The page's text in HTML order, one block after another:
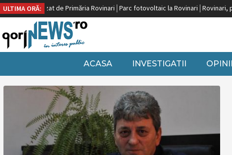
ULTIMA ORĂ:
finalizat de Primăria Rovinari Parc fotovoltaic la Rovinari Rovinari, pe
ACASA INVESTIGATII OPINII